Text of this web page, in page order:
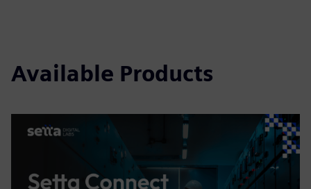
Available Products